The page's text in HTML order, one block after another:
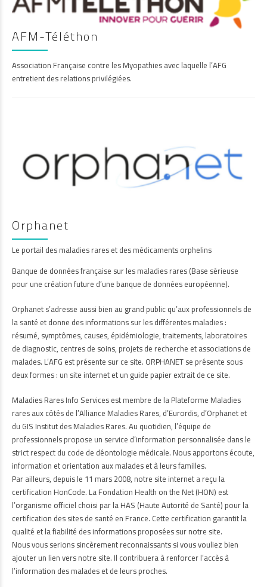
AFM-Téléthon
Association Française contre les Myopathies avec laquelle l’AFG
entretient des relations privilégiées.
Orphanet
Le portail des maladies rares et des médicaments orphelins
Banque de données française sur les maladies rares (Base sérieuse
pour une création future d’une banque de données européenne).
Orphanet s’adresse aussi bien au grand public qu’aux professionnels de
la santé et donne des informations sur les différentes maladies :
résumé, symptômes, causes, épidémiologie, traitements, laboratoires
de diagnostic, centres de soins, projets de recherche et associations de
malades. L’AFG est présente sur ce site. ORPHANET se présente sous
deux formes : un site internet et un guide papier extrait de ce site.
Maladies Rares Info Services est membre de la Plateforme Maladies
rares aux côtés de l’Alliance Maladies Rares, d’Eurordis, d’Orphanet et
du GIS Institut des Maladies Rares. Au quotidien, l’équipe de
professionnels propose un service d’information personnalisée dans le
strict respect du code de déontologie médicale. Nous apportons écoute,
information et orientation aux malades et à leurs familles.
Par ailleurs, depuis le 11 mars 2008, notre site internet a reçu la
certification HonCode. La Fondation Health on the Net (HON) est
l’organisme officiel choisi par la HAS (Haute Autorité de Santé) pour la
certification des sites de santé en France. Cette certification garantit la
qualité et la fiabilité des informations proposées sur notre site.
Nous vous serions sincèrement reconnaissants si vous vouliez bien
ajouter un lien vers notre site. Il contribuera à renforcer l’accès à
l’information des malades et de leurs proches.